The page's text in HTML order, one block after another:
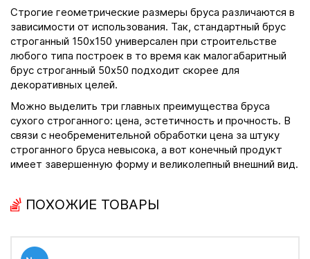
Строгие геометрические размеры бруса различаются в
зависимости от использования. Так, стандартный брус
строганный 150х150 универсален при строительстве
любого типа построек в то время как малогабаритный
брус строганный 50х50 подходит скорее для
декоративных целей.
Можно выделить три главных преимущества бруса
сухого строганного: цена, эстетичность и прочность. В
связи с необременительной обработки цена за штуку
строганного бруса невысока, а вот конечный продукт
имеет завершенную форму и великолепный внешний вид.
ПОХОЖИЕ ТОВАРЫ